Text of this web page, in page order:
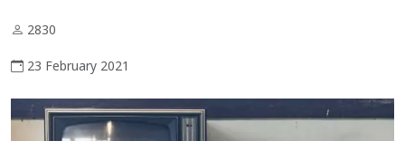
2830
23 February 2021